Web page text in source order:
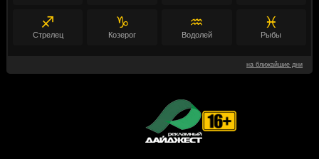
♐
Стрелец
♑
Козерог
♒
Водолей
♓
Рыбы
на ближайшие дни